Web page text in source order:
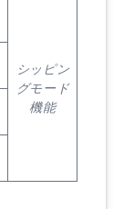
シッピン
グモード
機能